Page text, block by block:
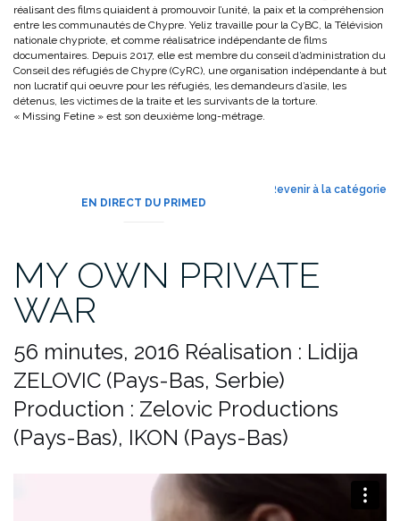
réalisant des films quiaident à promouvoir l’unité, la paix et la compréhension
entre les communautés de Chypre. Yeliz travaille pour la CyBC, la Télévision
nationale chypriote, et comme réalisatrice indépendante de films
documentaires. Depuis 2017, elle est membre du conseil d’administration du
Conseil des réfugiés de Chypre (CyRC), une organisation indépendante à but
non lucratif qui oeuvre pour les réfugiés, les demandeurs d’asile, les
détenus, les victimes de la traite et les survivants de la torture.
« Missing Fetine » est son deuxième long-métrage.
Revenir à la catégorie
EN DIRECT DU PRIMED
MY OWN PRIVATE
WAR
56 minutes, 2016 Réalisation : Lidija
ZELOVIC (Pays-Bas, Serbie)
Production : Zelovic Productions
(Pays-Bas), IKON (Pays-Bas)